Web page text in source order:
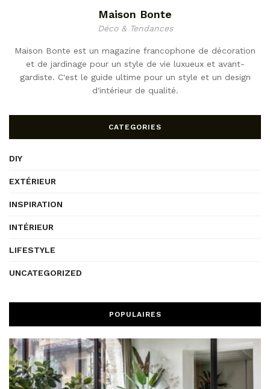
Maison Bonte
Déco & Tendances
Maison Bonte est un magazine francophone de décoration
et de jardinage pour un style de vie luxueux et avant-
gardiste. C'est le guide ultime pour un style et un design
d'intérieur de qualité.
CATEGORIES
DIY
EXTÉRIEUR
INSPIRATION
INTÉRIEUR
LIFESTYLE
UNCATEGORIZED
POPULAIRES